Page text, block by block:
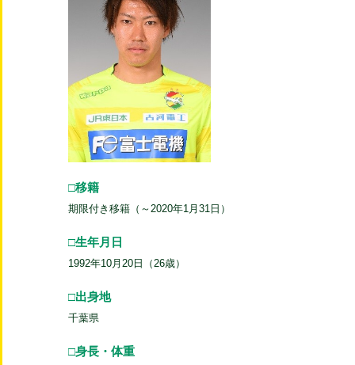
□移籍
期限付き移籍（～2020年1月31日）
□生年月日
1992年10月20日（26歳）
□出身地
千葉県
□身長・体重